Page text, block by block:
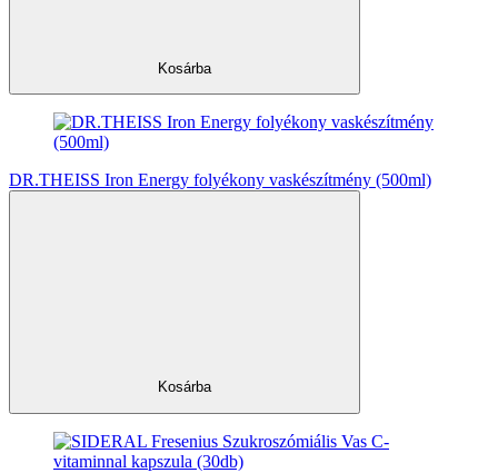
Kosárba
DR.THEISS Iron Energy folyékony vaskészítmény (500ml)
Kosárba